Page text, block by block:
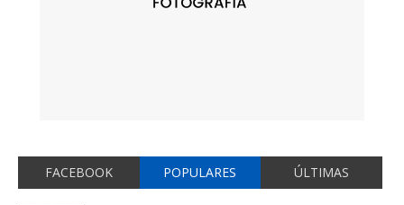
FACEBOOK POPULARES ÚLTIMAS